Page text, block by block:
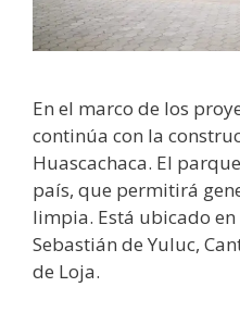
En el marco de los
continúa con la
Huascachaca. El
país, que permitirá
limpia. Está ubicado
Sebastián de Yuluc,
de Loja.